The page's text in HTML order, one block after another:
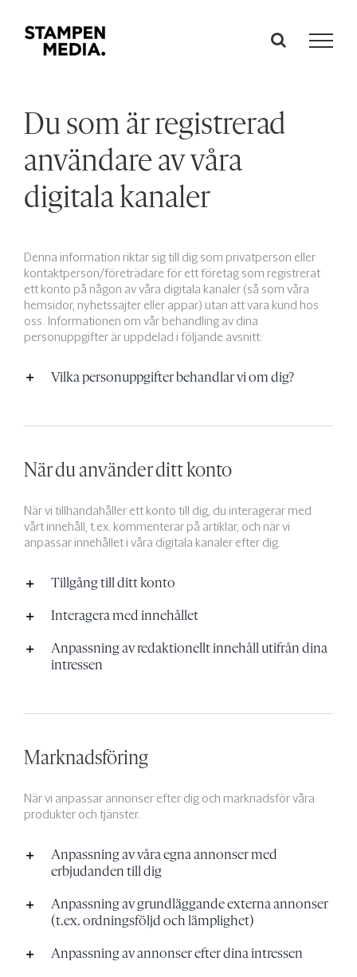
innehållet
Du som är registrerad
användare av våra
digitala kanaler
Denna information riktar sig till dig som privatperson eller
kontaktperson/företrädare för ett företag som registrerat
ett konto på någon av våra digitala kanaler (så som våra
hemsidor, nyhetssajter eller appar) utan att vara kund hos
oss. Informationen om vår behandling av dina
personuppgifter är uppdelad i följande avsnitt:
Vilka personuppgifter behandlar vi om dig?
När du använder ditt konto
När vi tillhandahåller ett konto till dig, du interagerar med
vårt innehåll, t.ex. kommenterar på artiklar, och när vi
anpassar innehållet i våra digitala kanaler efter dig.
Tillgång till ditt konto
Interagera med innehållet
Anpassning av redaktionellt innehåll utifrån dina
intressen
Marknadsföring
När vi anpassar annonser efter dig och marknadsför våra
produkter och tjänster.
Anpassning av våra egna annonser med
erbjudanden till dig
Anpassning av grundläggande externa annonser
(t.ex. ordningsföljd och lämplighet)
Anpassning av annonser efter dina intressen